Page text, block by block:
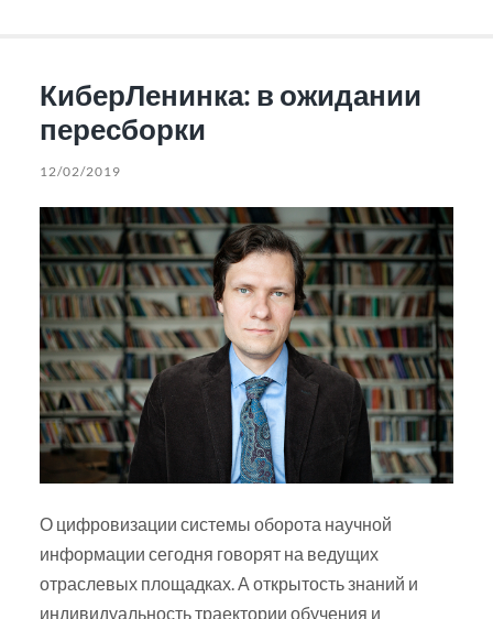
КиберЛенинка: в ожидании
пересборки
12/02/2019
О цифровизации системы оборота научной
информации сегодня говорят на ведущих
отраслевых площадках. А открытость знаний и
индивидуальность траектории обучения и